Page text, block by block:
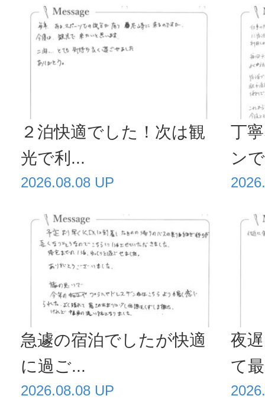
２泊快適でした！次は観
光で利...
2026.08.08 UP
丁
ン
急遽の宿泊でしたが快適
に過ご...
2026.08.08 UP
夜
て